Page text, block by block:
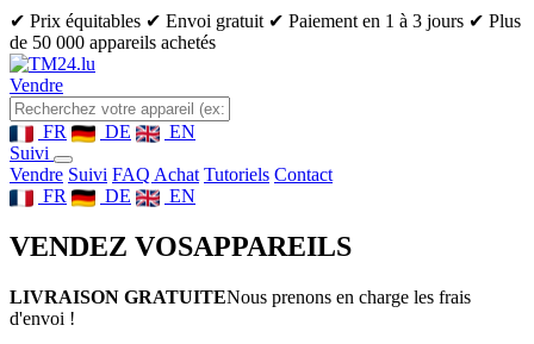
✔ Prix équitables ✔ Envoi gratuit ✔ Paiement en 1 à 3 jours ✔ Plus
de 50 000 appareils achetés
Vendre
FR DE
EN
Suivi
Vendre Suivi FAQ Achat Tutoriels Contact
FR
DE EN
VENDEZ VOSAPPAREILS
LIVRAISON GRATUITENous prenons en charge les frais
d'envoi !